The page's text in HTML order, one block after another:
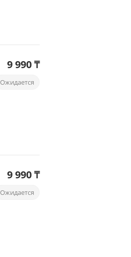
9 990 ₸
Ожидается
9 990 ₸
Ожидается